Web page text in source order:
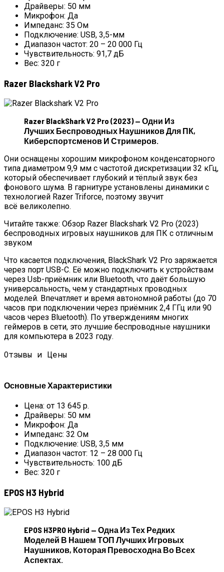
Драйверы: 50 мм
Микрофон: Да
Импеданс: 35 Ом
Подключение: USB, 3,5-мм
Диапазон частот: 20 – 20 000 Гц
Чувствительность: 91,7 дБ
Вес: 320 г
Razer Blackshark V2 Pro
Razer BlackShark V2 Pro (2023) — Одни Из
Лучших Беспроводных Наушников Для ПК,
Киберспортсменов И Стримеров.
Они оснащены хорошим микрофоном конденсаторного
типа диаметром 9,9 мм с частотой дискретизации 32 кГц,
который обеспечивает глубокий и тёплый звук без
фонового шума. В гарнитуре установлены динамики с
технологией Razer Triforce, поэтому звучит
всё великолепно.
Читайте также: Обзор Razer Blackshark V2 Pro (2023)
беспроводных игровых наушников для ПК с отличным
звуком
Что касается подключения, BlackShark V2 Pro заряжается
через порт USB-C. Её можно подключить к устройствам
через Usb-приёмник или Bluetooth, что даёт большую
универсальность, чем у стандартных проводных
моделей. Впечатляет и время автономной работы (до 70
часов при подключении через приёмник 2,4 ГГц или 90
часов через Bluetooth). По утверждениям многих
геймеров в сети, это лучшие беспроводные наушники
для компьютера в 2023 году.
Отзывы и Цены
Основные Характеристики
Цена: от 13 645 р.
Драйверы: 50 мм
Микрофон: Да
Импеданс: 32 Ом
Подключение: USB, 3,5 мм
Диапазон частот: 12 – 28 000 Гц
Чувствительность: 100 дБ
Вес: 320 г
EPOS H3 Hybrid
EPOS H3PRO Hybrid — Одна Из Тех Редких
Моделей В Нашем ТОП Лучших Игровых
Наушников, Которая Превосходна Во Всех
Аспектах.